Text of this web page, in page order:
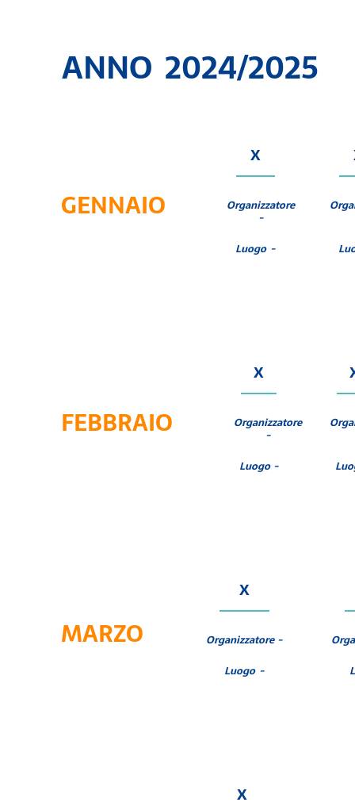
ANNO 2024/2025
GENNAIO
X
Organizzatore
-
Luogo -
FEBBRAIO
X
Organizzatore
-
Luogo -
MARZO
X
Organizzatore -
Luogo -
X